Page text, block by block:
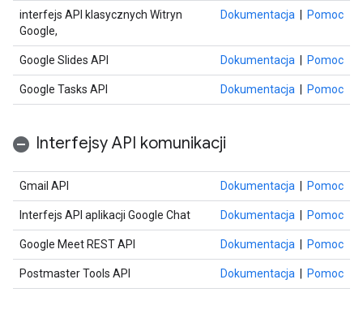
interfejs API klasycznych Witryn
Google,
Dokumentacja Pomoc
Google Slides API Dokumentacja Pomoc
Google Tasks API Dokumentacja Pomoc
Interfejsy API komunikacji
Gmail API Dokumentacja Pomoc
Interfejs API aplikacji Google Chat Dokumentacja Pomoc
Google Meet REST API Dokumentacja Pomoc
Postmaster Tools API Dokumentacja Pomoc